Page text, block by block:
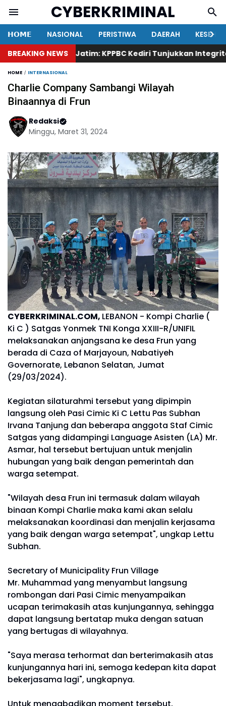
CYBERKRIMINAL
𝗛𝗢𝗠𝗘 NASIONAL PERISTIWA DAERAH
BREAKING NEWS
Ketua KAKI Jatim: KPPBC Kediri Tunjukkan Integritas,
HOME INTERNASIONAL
Charlie Company Sambangi Wilayah
Binaannya di Frun
Redaksi
Minggu, Maret 31, 2024
CYBERKRIMINAL.COM, LEBANON - Kompi Charlie (
Ki C ) Satgas Yonmek TNI Konga XXIII-R/UNIFIL
melaksanakan anjangsana ke desa Frun yang
berada di Caza of Marjayoun, Nabatiyeh
Governorate, Lebanon Selatan, Jumat
(29/03/2024).
Kegiatan silaturahmi tersebut yang dipimpin
langsung oleh Pasi Cimic Ki C Lettu Pas Subhan
Irvana Tanjung dan beberapa anggota Staf Cimic
Satgas yang didampingi Language Asisten (LA) Mr.
Asmar, hal tersebut bertujuan untuk menjalin
hubungan yang baik dengan pemerintah dan
warga setempat.
"Wilayah desa Frun ini termasuk dalam wilayah
binaan Kompi Charlie maka kami akan selalu
melaksanakan koordinasi dan menjalin kerjasama
yang baik dengan warga setempat", ungkap Lettu
Subhan.
Secretary of Municipality Frun Village
Mr. Muhammad yang menyambut langsung
rombongan dari Pasi Cimic menyampaikan
ucapan terimakasih atas kunjungannya, sehingga
dapat langsung bertatap muka dengan satuan
yang bertugas di wilayahnya.
"Saya merasa terhormat dan berterimakasih atas
kunjungannya hari ini, semoga kedepan kita dapat
bekerjasama lagi", ungkapnya.
Untuk mengabadikan moment tersebut,